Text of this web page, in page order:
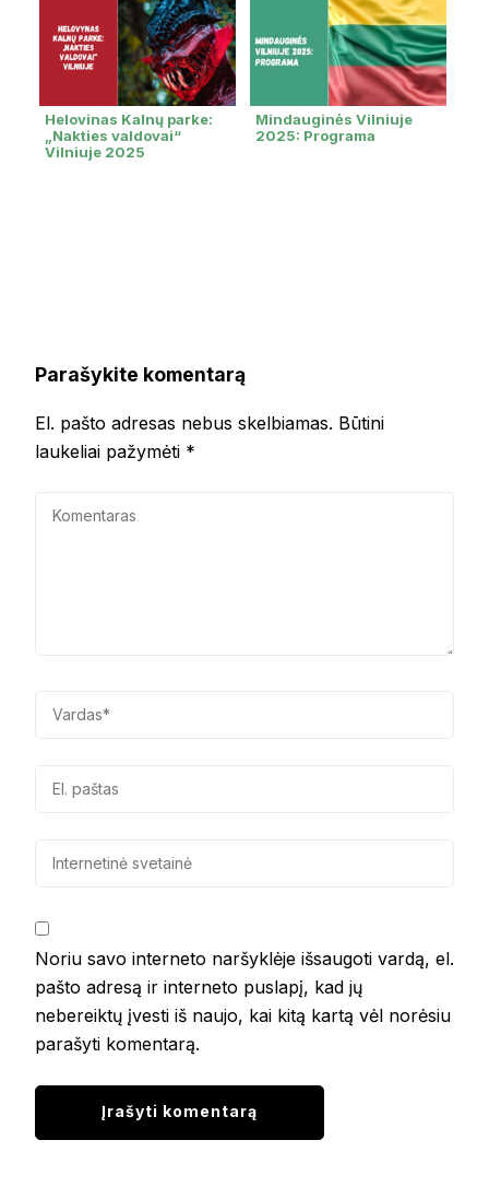
Helovinas Kalnų parke:
„Nakties valdovai“
Vilniuje 2025
Mindauginės Vilniuje
2025: Programa
Parašykite komentarą
El. pašto adresas nebus skelbiamas. Būtini
laukeliai pažymėti *
Noriu savo interneto naršyklėje išsaugoti vardą, el.
pašto adresą ir interneto puslapį, kad jų
nebereiktų įvesti iš naujo, kai kitą kartą vėl norėsiu
parašyti komentarą.